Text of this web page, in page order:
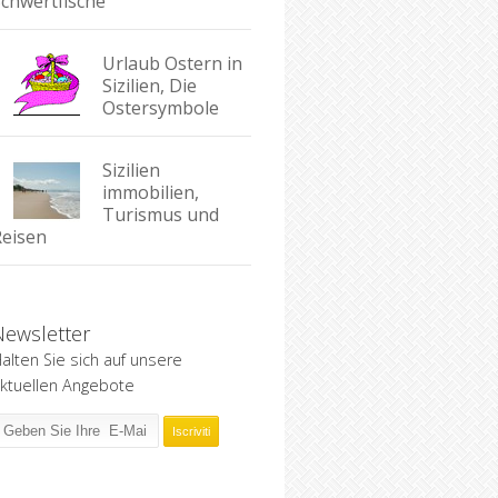
Urlaub Ostern in
Sizilien, Die
Ostersymbole
Sizilien
immobilien,
Turismus und
Sie sich auf unsere
Angebote